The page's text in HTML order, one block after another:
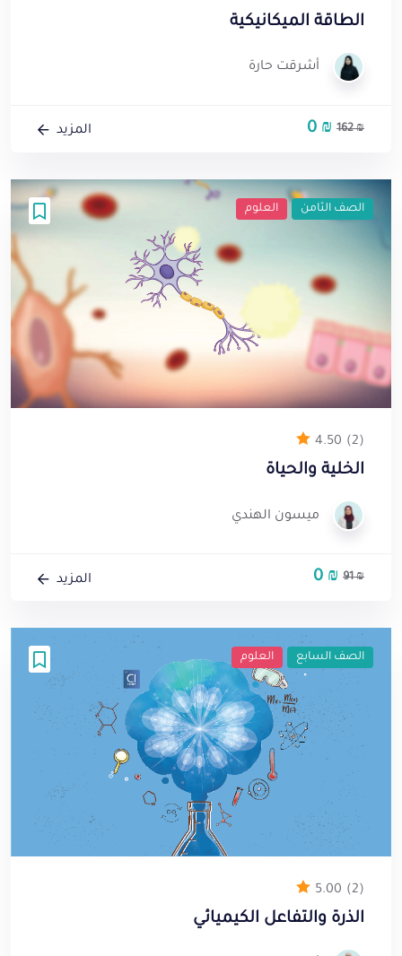
الطاقة الميكانيكية
أشرقت حارة
162₪
السعر
هو:
162 ₪.
0₪
السعر
هو:
0 ₪.
المزيد
الصف الثامن العلوم
4.50 (2)
الخلية والحياة
ميسون الهندي
91₪
السعر
هو:
91 ₪.
0₪
السعر
هو:
0 ₪.
المزيد
الصف السابع العلوم
5.00 (2)
الذرة والتفاعل الكيميائي